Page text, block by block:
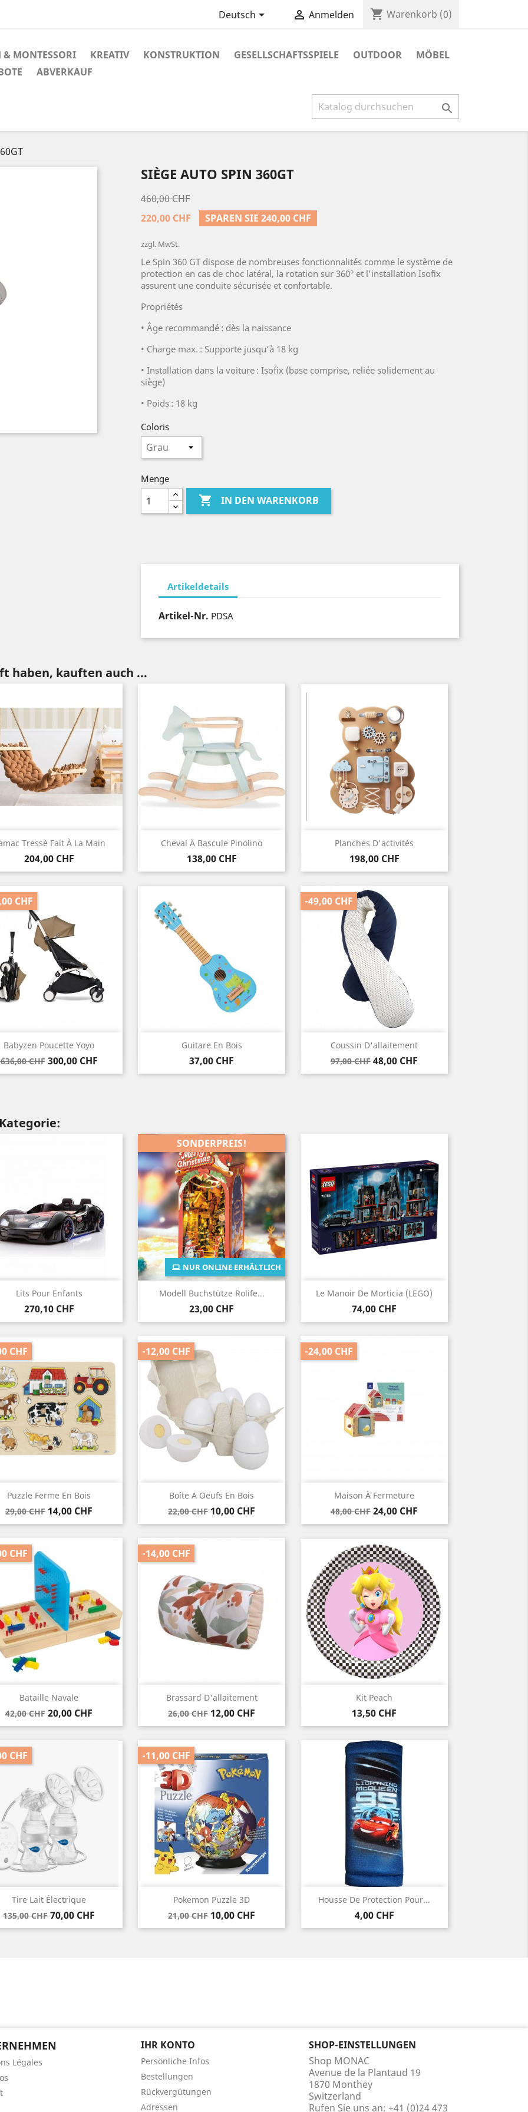
Deutsch  Anmelden shopping_cart Warenkorb (0)
& MONTESSORI KREATIV KONSTRUKTION GESELLSCHAFTSSPIELE OUTDOOR
MÖBEL
ABVERKAUF

SIÈGE AUTO SPIN 360GT
460,00 CHF
220,00 CHF
SPAREN SIE 240,00 CHF
zzgl. MwSt.
Le Spin 360 GT dispose de nombreuses fonctionnalités comme le système de
protection en cas de choc latéral, la rotation sur 360° et l’installation Isofix
assurent une conduite sécurisée et confortable.
Propriétés
• Âge recommandé : dès la naissance
• Charge max. : Supporte jusqu’à 18 kg
• Installation dans la voiture : Isofix (base comprise, reliée solidement au
siège)
• Poids : 18 kg
Coloris
Menge
 IN DEN WARENKORB
Artikeldetails
Artikel-Nr. PDSA
haben, kauften auch ...
Tressé Fait À La Main
Preis
204,00 CHF
Vorschau Cheval Ä Bascule Pinolino
Preis
138,00 CHF
 Vorschau Planches D'activités
Preis
198,00 CHF
Vorschau
Babyzen Poucette Yoyo
Verkaufspreis
636,00 CHF Preis
300,00 CHF
CHF
Vorschau Guitare En Bois
Preis
37,00 CHF
Vorschau Coussin D'allaitement
Verkaufspreis
97,00 CHF Preis
48,00 CHF
-49,00 CHF
Vorschau
Lits Pour Enfants
Preis
270,10 CHF
Vorschau Modell Buchstütze Rolife...
Preis
23,00 CHF
NUR ONLINE ERHÄLTLICH
SONDERPREIS!
Vorschau Le Manoir De Morticia (LEGO)
Preis
74,00 CHF
Vorschau
Puzzle Ferme En Bois
Verkaufspreis
29,00 CHF Preis
14,00 CHF
CHF
 Vorschau Boîte A Oeufs En Bois
Verkaufspreis
22,00 CHF Preis
10,00 CHF
-12,00 CHF
Vorschau Maison À Fermeture
Verkaufspreis
48,00 CHF Preis
24,00 CHF
-24,00 CHF
Vorschau
Bataille Navale
Verkaufspreis
42,00 CHF Preis
20,00 CHF
CHF
Vorschau Brassard D'allaitement
Verkaufspreis
26,00 CHF Preis
12,00 CHF
-14,00 CHF
Vorschau Kit Peach
Preis
13,50 CHF
Vorschau
Tire Lait Électrique
Verkaufspreis
135,00 CHF Preis
70,00 CHF
CHF
Vorschau Pokemon Puzzle 3D
Verkaufspreis
21,00 CHF Preis
10,00 CHF
-11,00 CHF
Vorschau Housse De Protection Pour...
Preis
4,00 CHF
Vorschau
Légales
IHR KONTO
Persönliche Infos
Bestellungen
Rückvergütungen
Adressen
SHOP-EINSTELLUNGEN
Shop MONAC
Avenue de la Plantaud 19
1870 Monthey
Switzerland
Rufen Sie uns an: +41 (0)24 473